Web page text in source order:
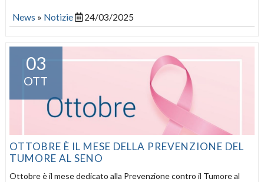
News » Notizie 24/03/2025
03
OTT
OTTOBRE È IL MESE DELLA PREVENZIONE DEL
TUMORE AL SENO
Ottobre è il mese dedicato alla Prevenzione contro il Tumore al